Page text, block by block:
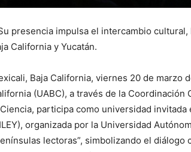
presencia impulsa el intercambio
California y Yucatán.
Baja California, viernes 20 de marzo
(UABC), a través de la
participa como universidad
organizada por la Universidad
lectoras”, simbolizando el